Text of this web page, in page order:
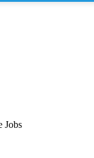
Jobs